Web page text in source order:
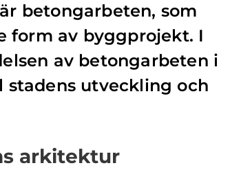
betongarbeten, som
form av byggprojekt. I
av betongarbeten i
stadens utveckling och
arkitektur